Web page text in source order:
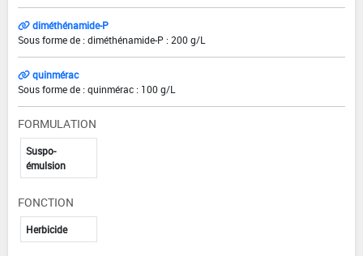
diméthénamide-P
Sous forme de : diméthénamide-P : 200 g/L
quinmérac
Sous forme de : quinmérac : 100 g/L
FORMULATION
Suspo-
émulsion
FONCTION
Herbicide